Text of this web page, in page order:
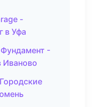
-
в Уфа
-
Иваново